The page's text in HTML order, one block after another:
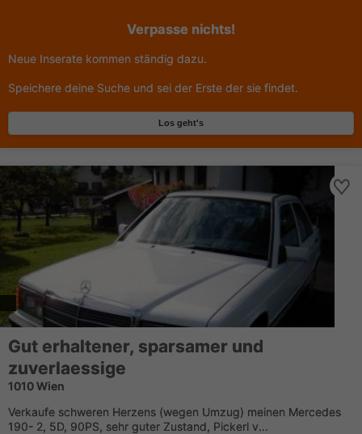
Verpasse nichts!
Neue Inserate kommen ständig dazu.
Speichere deine Suche und sei der Erste der sie findet.
Los geht's
Gut erhaltener, sparsamer und
zuverlaessige
1010 Wien
Verkaufe schweren Herzens (wegen Umzug) meinen Mercedes
190- 2, 5D, 90PS, sehr guter Zustand, Pickerl v...